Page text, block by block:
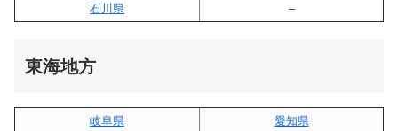
石川県
–
東海地方
岐阜県
愛知県